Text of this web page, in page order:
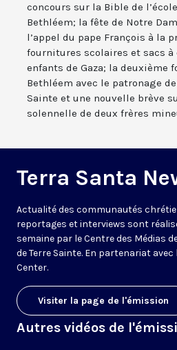
concours sur la Bible de
Bethléem; la fête de Notre
l’appel du pape François à la
fournitures scolaires et sacs à
enfants de Gaza; la deuxième
Bethléem avec le patronage
Sainte et une nouvelle brève
solennelle de deux frères
Terra Santa
Actualité des communautés
reportages et interviews sont
semaine par le Centre des Médias
de Terre Sainte. En partenariat
Center.
Visiter la page de l'émission
Autres vidéos de